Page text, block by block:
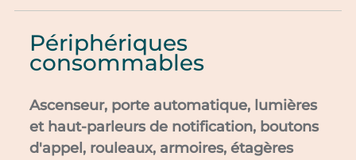
Périphériques
consommables
Ascenseur, porte automatique, lumières
et haut-parleurs de notification, boutons
d'appel, rouleaux, armoires, étagères